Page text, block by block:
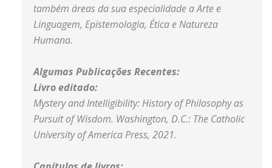
também áreas da sua especialidade a Arte e
Linguagem, Epistemologia, Ética e Natureza
Humana.
Algumas Publicações Recentes:
Livro editado:
Mystery and Intelligibility: History of Philosophy as
Pursuit of Wisdom. Washington, D.C.: The Catholic
University of America Press, 2021.